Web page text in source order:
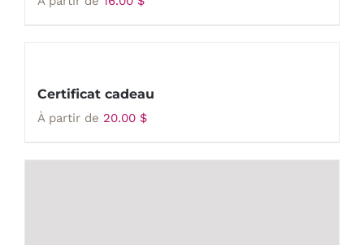
Certificat cadeau
À partir de 20.00 $